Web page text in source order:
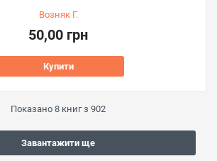
Возняк Г.
50,00 грн
Купити
Показано 8 книг з 902
Завантажити ще